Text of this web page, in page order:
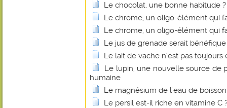
Le chocolat, une bonne habitude ?
Le chrome, un oligo-élément qui
Le chrome, un oligo-élément qui
Le jus de grenade serait
Le lait de vache n'est pas toujours
Le lupin, une nouvelle source de
humaine
Le magnésium de l'eau de
Le persil est-il riche en vitamine C